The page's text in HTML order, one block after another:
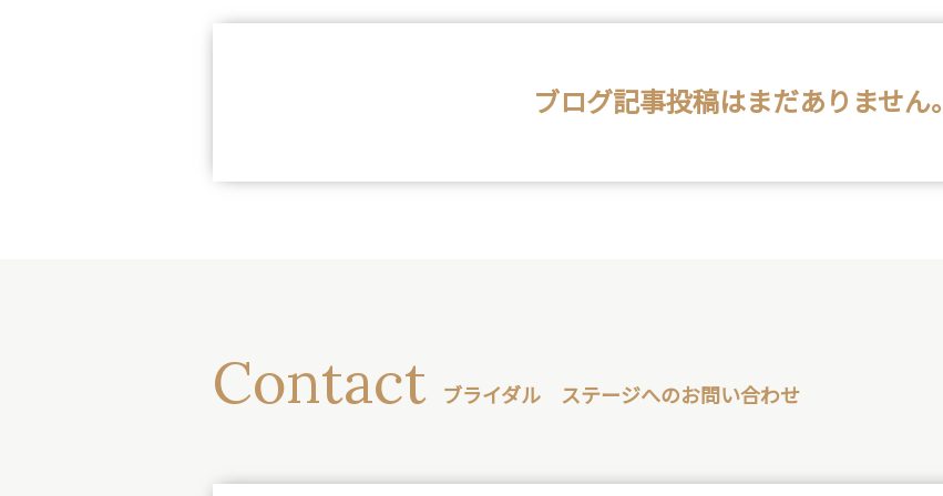
ブログ記事投稿はまだありません。
Contact ブライダル ステージへのお問い合わせ